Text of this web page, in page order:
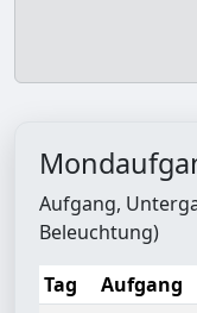
Aufgang,
Beleuchtung)
Tag
Aufgang